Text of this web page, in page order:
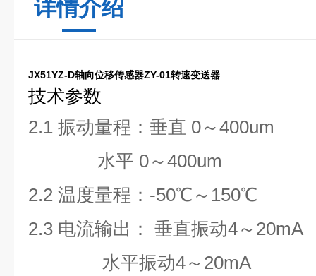
详情介绍
JX51YZ-D轴向位移传感器ZY-01转速变送器
技术参数
2.1 振动量程：垂直 0～400um
水平 0～400um
2.2 温度量程：-50℃～150℃
2.3 电流输出： 垂直振动4～20mA
水平振动4～20mA